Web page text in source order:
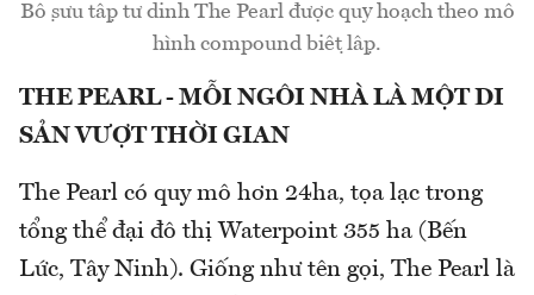
Bộ sưu tập tư dinh The Pearl được quy hoạch theo mô
hình compound biệt lập.
THE PEARL - MỖI NGÔI NHÀ LÀ MỘT DI
SẢN VƯỢT THỜI GIAN
The Pearl có quy mô hơn 24ha, tọa lạc trong
tổng thể đại đô thị Waterpoint 355 ha (Bến
Lức, Tây Ninh). Giống như tên gọi, The Pearl là